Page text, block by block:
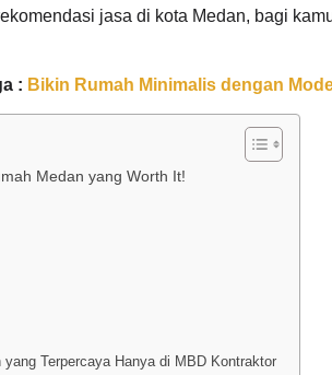
jasa di kota Medan, bagi
: Bikin Rumah Minimalis dengan
Medan yang Worth It!
Terpercaya Hanya di MBD Kontraktor